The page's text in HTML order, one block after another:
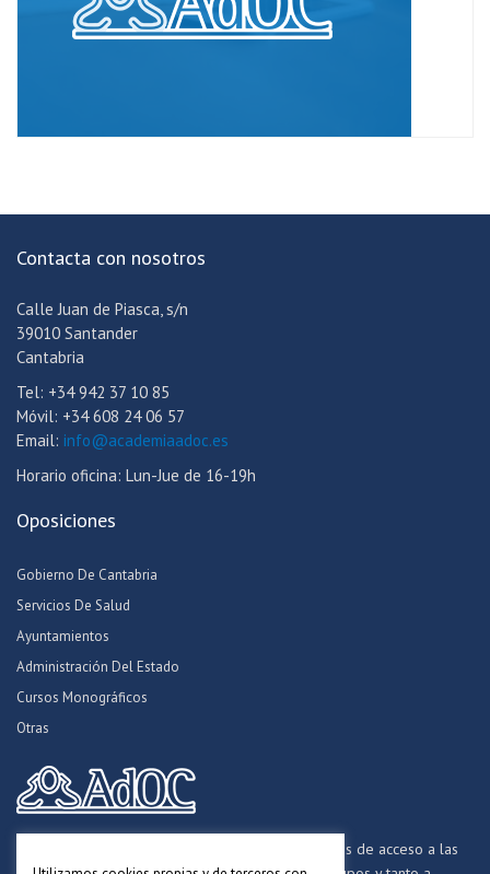
Contacta con nosotros
Calle Juan de Piasca, s/n
39010 Santander
Cantabria
Tel: +34 942 37 10 85
Móvil: +34 608 24 06 57
Email: info@academiaadoc.es
Horario oficina: Lun-Jue de 16-19h
Oposiciones
Gobierno De Cantabria
Servicios De Salud
Ayuntamientos
Administración Del Estado
Cursos Monográficos
Otras
Formamos opositores para los procesos selectivos de acceso a las